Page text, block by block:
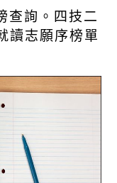
查詢。四技二
讀志願序榜單